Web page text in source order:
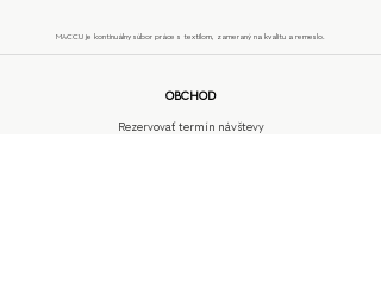
MACCU je kontinuálny súbor práce s textilom, zameraný na kvalitu a remeslo.
OBCHOD
Rezervovať termín návštevy